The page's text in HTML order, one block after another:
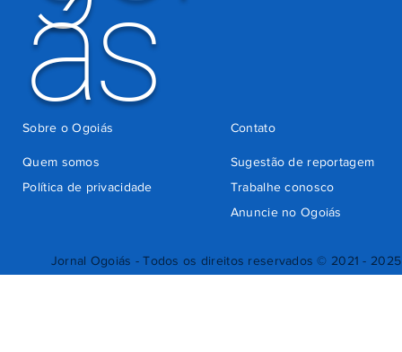
Jornal Ogoiás - Todos os direitos reservados © 2021 - 2025
ás
Quem somos
Sugestão de reportagem
Trabalhe conosco
Política de privacidade
Anuncie no Ogoiás
Contato
Sobre o Ogoiás